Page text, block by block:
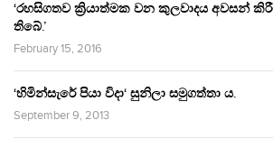
‘රහසිගතව ක්‍රියාත්මක වන කුලවාදය අවසන්
තිබේ.’
February 15, 2016
‘හිමින්සැරේ පියා විදා‘ සුනිලා සමුගත්තා ය.
September 9, 2013